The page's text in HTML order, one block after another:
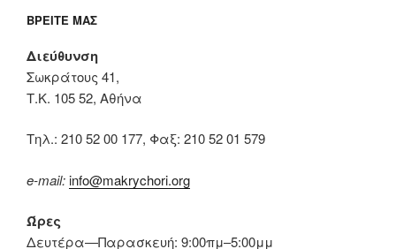
ΒΡΕΊΤΕ ΜΑΣ
Διεύθυνση
Σωκράτους 41,
Τ.Κ. 105 52, Αθήνα
Tηλ.: 210 52 00 177, Φαξ: 210 52 01 579
e-mail:info@makrychori.org
Ώρες
Δευτέρα—Παρασκευή: 9:00πμ–5:00μμ